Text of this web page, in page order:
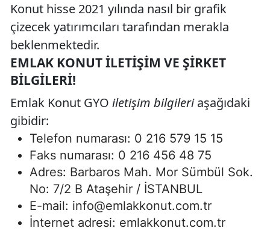
Konut hisse 2021 yılında nasıl bir grafik
çizecek yatırımcıları tarafından merakla
beklenmektedir.
EMLAK KONUT İLETIŞIM VE ŞIRKET
BILGILERI!
Emlak Konut GYO iletişim bilgileriaşağıdaki
gibidir:
Telefon numarası: 0 216 579 15 15
Faks numarası: 0 216 456 48 75
Adres: Barbaros Mah. Mor Sümbül Sok.
No: 7/2 B Ataşehir / İSTANBUL
E-mail: info@emlakkonut.com.tr
İnternet adresi: emlakkonut.com.tr